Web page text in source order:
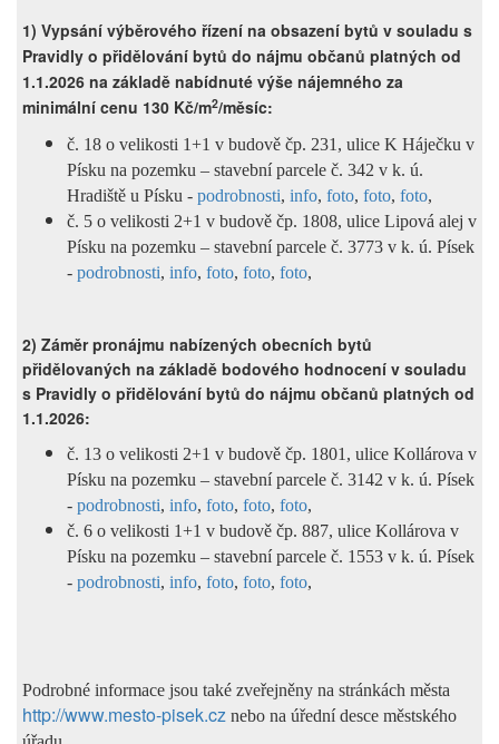
1) Vypsání výběrového řízení na obsazení bytů v souladu s
Pravidly o přidělování bytů do nájmu občanů platných od
1.1.2026 na základě nabídnuté výše nájemného za
minimální cenu 130 Kč/m2/měsíc:
č. 18 o velikosti 1+1 v budově čp. 231, ulice K Háječku v
Písku na pozemku – stavební parcele č. 342 v k. ú.
Hradiště u Písku - podrobnosti, info, foto, foto, foto,
č. 5 o velikosti 2+1 v budově čp. 1808, ulice Lipová alej v
Písku na pozemku – stavební parcele č. 3773 v k. ú. Písek
- podrobnosti, info, foto, foto, foto,
2) Záměr pronájmu nabízených obecních bytů
přidělovaných na základě bodového hodnocení v souladu
s Pravidly o přidělování bytů do nájmu občanů platných od
1.1.2026:
č. 13 o velikosti 2+1 v budově čp. 1801, ulice Kollárova v
Písku na pozemku – stavební parcele č. 3142 v k. ú. Písek
- podrobnosti, info, foto, foto, foto,
č. 6 o velikosti 1+1 v budově čp. 887, ulice Kollárova v
Písku na pozemku – stavební parcele č. 1553 v k. ú. Písek
- podrobnosti, info, foto, foto, foto,
Podrobné informace jsou také zveřejněny na stránkách města
http://www.mesto-pisek.cz nebo na úřední desce městského